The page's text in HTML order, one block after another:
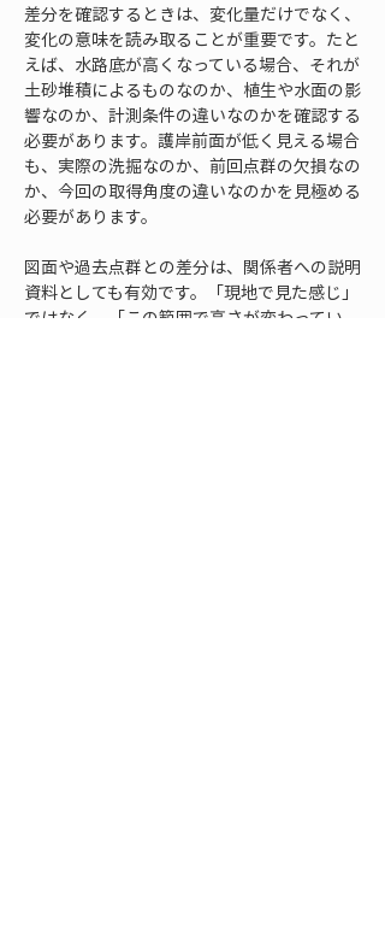
差分を確認するときは、変化量だけでなく、
変化の意味を読み取ることが重要です。たと
えば、水路底が高くなっている場合、それが
土砂堆積によるものなのか、植生や水面の影
響なのか、計測条件の違いなのかを確認する
必要があります。護岸前面が低く見える場合
も、実際の洗掘なのか、前回点群の欠損なの
か、今回の取得角度の違いなのかを見極める
必要があります。
図面や過去点群との差分は、関係者への説明
資料としても有効です。「現地で見た感じ」
ではなく、「この範囲で高さが変わってい